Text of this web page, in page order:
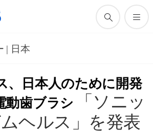
| 日本
、日本人のために開発
動歯ブラシ
「ソニッ
ヘルス」を発表